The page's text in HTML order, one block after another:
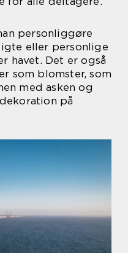
personliggøre
eller personlige
havet. Det er også
som blomster, som
med asken og
på